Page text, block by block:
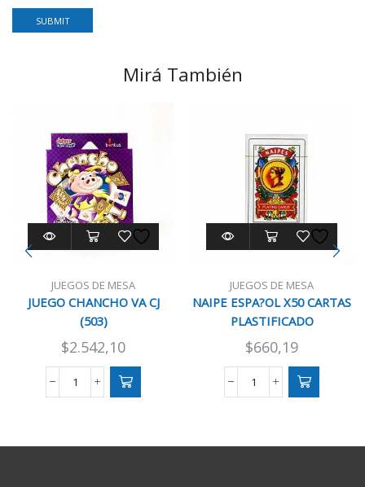
Mirá También
JUEGOS DE MESA
JUEGO CHANCHO VA CJ
(503)
$2.542,10
JUEGO
(503)
JUEGOS DE MESA
NAIPE ESPA?OL X50 CARTAS
PLASTIFICADO
$660,19
NAIPE
CARTAS